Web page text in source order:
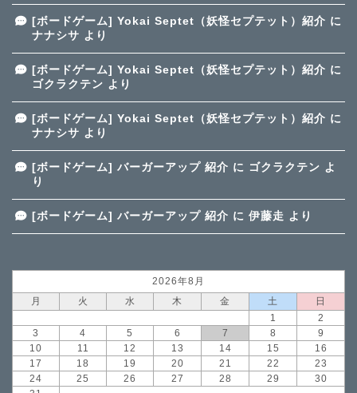
[ボードゲーム] Yokai Septet（妖怪セプテット）紹介 に
ナナシサ より
[ボードゲーム] Yokai Septet（妖怪セプテット）紹介 に
ゴクラクテン より
[ボードゲーム] Yokai Septet（妖怪セプテット）紹介 に
ナナシサ より
[ボードゲーム] バーガーアップ 紹介 に ゴクラクテン よ
り
[ボードゲーム] バーガーアップ 紹介 に 伊藤走 より
2026年8月
月
火 水 木 金 土
日
1
2
3
4 5 6 7 8
9
10
11 12 13 14 15
16
17
18 19 20 21 22
23
24
25 26 27 28 29
30